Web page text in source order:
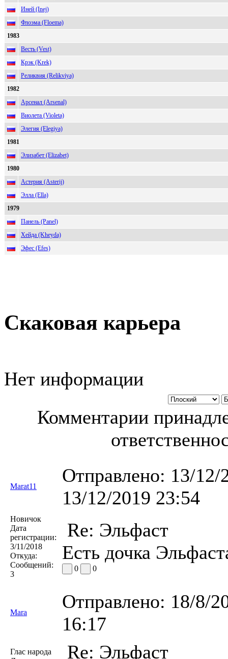
Иней (Inej)
Флоэма (Floema)
1983
Весть (Vest)
Крэк (Krek)
Реликвия (Relikviya)
1982
Арсенал (Arsenal)
Виолета (Violeta)
Элегия (Elegiya)
1981
Элизабет (Elizabet)
1980
Астерия (Asterij)
Элла (Ella)
1979
Панель (Panel)
Хейда (Kheyda)
Эфес (Efes)
Скаковая карьера
Нет информации
Комментарии
Marat11
Отправлено: 13/
13/12/2019 23:54
Новичок
Дата
регистрации:
3/11/2018
Откуда:
Сообщений:
3
Re: Эльфаст
Есть дочка
0 0
Mara
Отправлено: 18/8/
16:17
Глас народа
Re: Эльфаст